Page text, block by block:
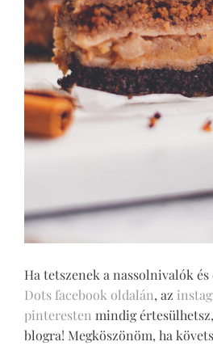
Ha tetszenek a nassolnivalók és
Dots facebook oldalán, az
pinteresten mindig
blogra! Megköszönöm, ha